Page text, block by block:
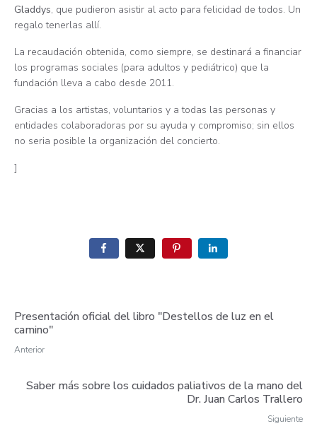
Gladdys, que pudieron asistir al acto para felicidad de todos. Un
regalo tenerlas allí.
La recaudación obtenida, como siempre, se destinará a financiar
los programas sociales (para adultos y pediátrico) que la
fundación lleva a cabo desde 2011.
Gracias a los artistas, voluntarios y a todas las personas y
entidades colaboradoras por su ayuda y compromiso; sin ellos
no seria posible la organización del concierto.
]
Presentación oficial del libro "Destellos de luz en el
camino"
Anterior
Saber más sobre los cuidados paliativos de la mano del
Dr. Juan Carlos Trallero
Siguiente